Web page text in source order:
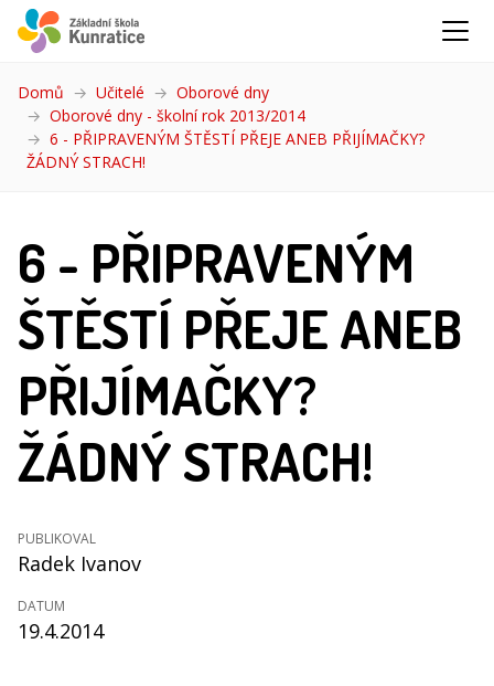
Domů Učitelé
Oborové dny
Oborové dny - školní rok 2013/2014
6 - PŘIPRAVENÝM ŠTĚSTÍ PŘEJE ANEB PŘIJÍMAČKY?
ŽÁDNÝ STRACH!
6 - PŘIPRAVENÝM
ŠTĚSTÍ PŘEJE ANEB
PŘIJÍMAČKY?
ŽÁDNÝ STRACH!
PUBLIKOVAL
Radek Ivanov
DATUM
19.4.2014